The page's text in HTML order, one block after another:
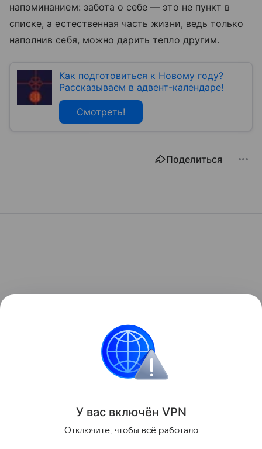
напоминанием: забота о себе — это не пункт в
списке, а естественная часть жизни, ведь только
наполнив себя, можно дарить тепло другим.
Как подготовиться к Новому году?
Рассказываем в адвент-календаре!
Смотреть!
Поделиться
У вас включён VPN
Отключите, чтобы всё работало